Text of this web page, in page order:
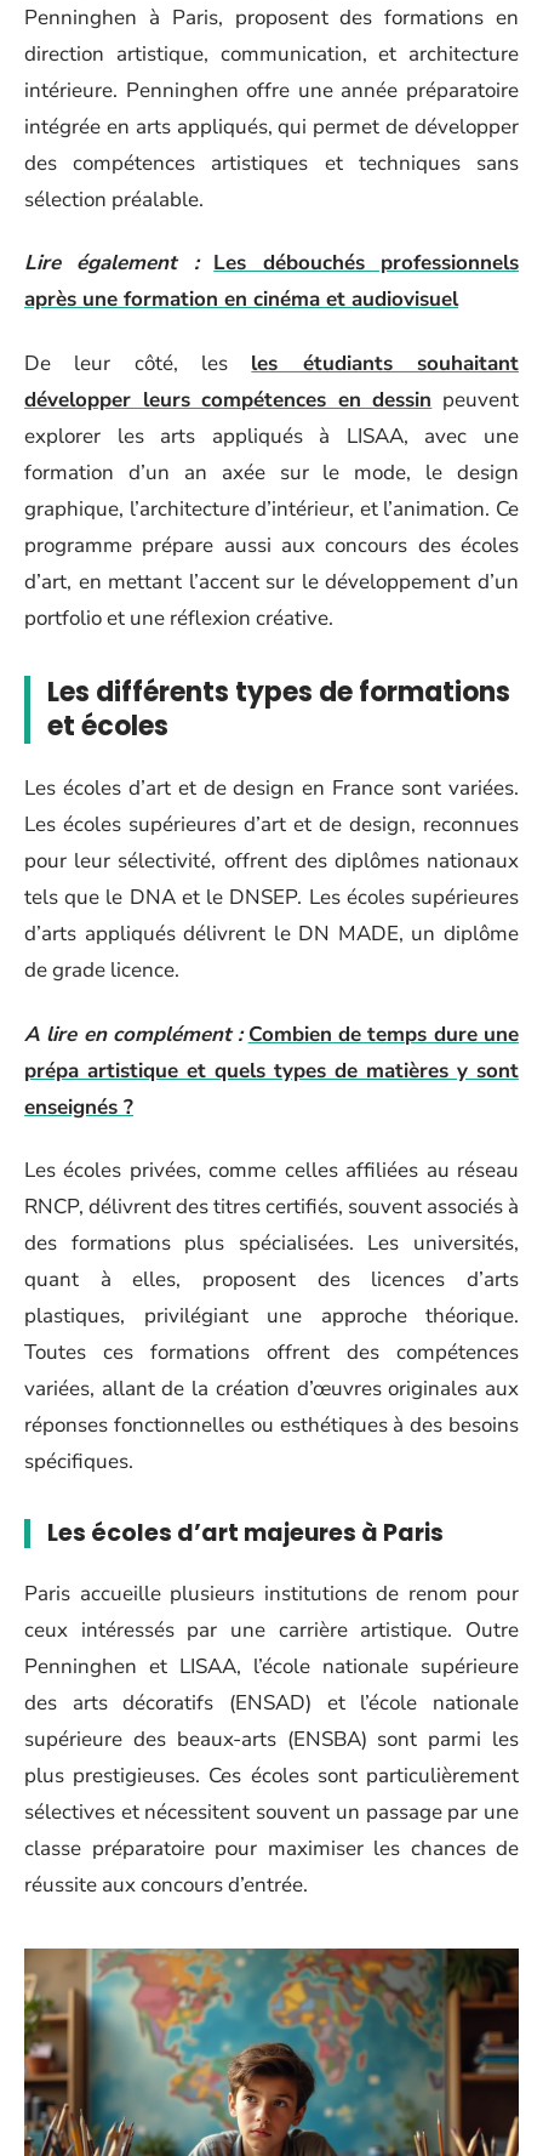
Penninghen à Paris, proposent des formations en
direction artistique, communication, et architecture
intérieure. Penninghen offre une année préparatoire
intégrée en arts appliqués, qui permet de développer
des compétences artistiques et techniques sans
sélection préalable.
Lire également : Les débouchés professionnels
après une formation en cinéma et audiovisuel
De leur côté, les les étudiants souhaitant
développer leurs compétences en dessin peuvent
explorer les arts appliqués à LISAA, avec une
formation d’un an axée sur le mode, le design
graphique, l’architecture d’intérieur, et l’animation. Ce
programme prépare aussi aux concours des écoles
d’art, en mettant l’accent sur le développement d’un
portfolio et une réflexion créative.
Les différents types de formations
et écoles
Les écoles d’art et de design en France sont variées.
Les écoles supérieures d’art et de design, reconnues
pour leur sélectivité, offrent des diplômes nationaux
tels que le DNA et le DNSEP. Les écoles supérieures
d’arts appliqués délivrent le DN MADE, un diplôme
de grade licence.
A lire en complément : Combien de temps dure une
prépa artistique et quels types de matières y sont
enseignés ?
Les écoles privées, comme celles affiliées au réseau
RNCP, délivrent des titres certifiés, souvent associés à
des formations plus spécialisées. Les universités,
quant à elles, proposent des licences d’arts
plastiques, privilégiant une approche théorique.
Toutes ces formations offrent des compétences
variées, allant de la création d’œuvres originales aux
réponses fonctionnelles ou esthétiques à des besoins
spécifiques.
Les écoles d’art majeures à Paris
Paris accueille plusieurs institutions de renom pour
ceux intéressés par une carrière artistique. Outre
Penninghen et LISAA, l’école nationale supérieure
des arts décoratifs (ENSAD) et l’école nationale
supérieure des beaux-arts (ENSBA) sont parmi les
plus prestigieuses. Ces écoles sont particulièrement
sélectives et nécessitent souvent un passage par une
classe préparatoire pour maximiser les chances de
réussite aux concours d’entrée.